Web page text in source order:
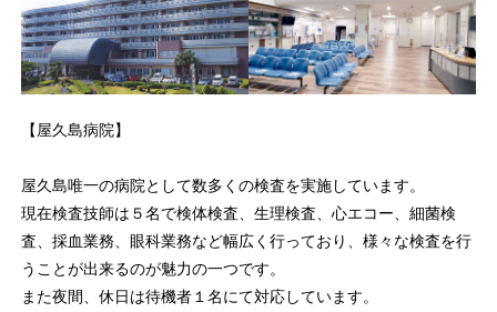
【屋久島病院】
屋久島唯一の病院として数多くの検査を実施しています。
現在検査技師は５名で検体検査、生理検査、心エコー、細菌検
査、採血業務、眼科業務など幅広く行っており、様々な検査を行
うことが出来るのが魅力の一つです。
また夜間、休日は待機者１名にて対応しています。